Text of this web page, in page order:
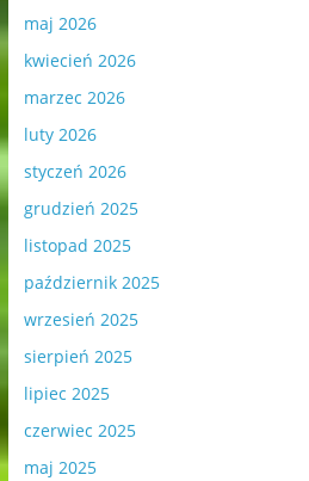
maj 2026
kwiecień 2026
marzec 2026
luty 2026
styczeń 2026
grudzień 2025
listopad 2025
październik 2025
wrzesień 2025
sierpień 2025
lipiec 2025
czerwiec 2025
maj 2025